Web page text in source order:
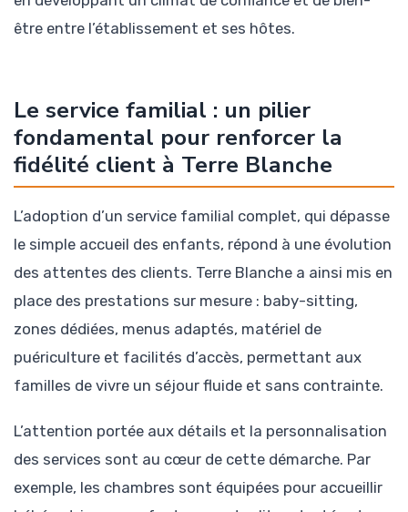
être entre l’établissement et ses hôtes.
Le service familial : un pilier
fondamental pour renforcer la
fidélité client à Terre Blanche
L’adoption d’un service familial complet, qui dépasse
le simple accueil des enfants, répond à une évolution
des attentes des clients. Terre Blanche a ainsi mis en
place des prestations sur mesure : baby-sitting,
zones dédiées, menus adaptés, matériel de
puériculture et facilités d’accès, permettant aux
familles de vivre un séjour fluide et sans contrainte.
L’attention portée aux détails et la personnalisation
des services sont au cœur de cette démarche. Par
exemple, les chambres sont équipées pour accueillir